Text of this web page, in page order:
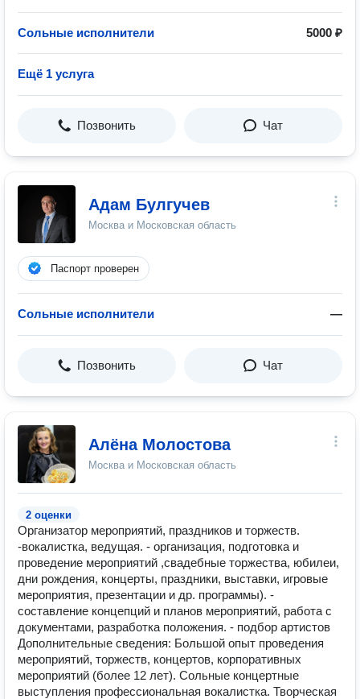
Сольные исполнители 5000 ₽
Ещё 1 услуга
Позвонить Чат
Адам Булгучев
Москва и Московская область
Паспорт проверен
Сольные исполнители —
Позвонить Чат
Алёна Молостова
Москва и Московская область
2 оценки
Организатор мероприятий, праздников и торжеств.
-вокалистка, ведущая. - организация, подготовка и
проведение мероприятий ,свадебные торжества, юбилеи,
дни рождения, концерты, праздники, выставки, игровые
мероприятия, презентации и др. программы). -
составление концепций и планов мероприятий, работа с
документами, разработка положения. - подбор артистов
Дополнительные сведения: Большой опыт проведения
мероприятий, торжеств, концертов, корпоративных
мероприятий (более 12 лет). Сольные концертные
выступления профессиональная вокалистка. Творческая